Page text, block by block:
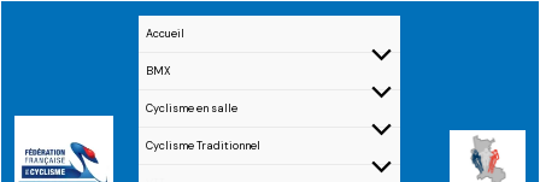
Accueil
BMX
Cyclisme en salle
Cyclisme Traditionnel